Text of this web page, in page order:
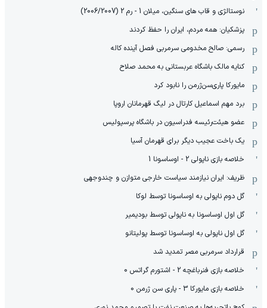
نوستالژی و قاب های سنگین، میلان 1 - رم 2 (2006/2007)
پزشکیان: همه مردم، ایران را حفظ کردند
رسمی: صالح مخدومی سرمربی فصل آینده کاله
کنایه مالک باشگاه عربستانی به محمد صلاح
مایورکا پاری‌سن‌ژرمن را نابود کرد
برد مهم اسماعیل کارتال در لیگ قهرمانان اروپا
عضو هیئت‌رئیسه فدراسیون در باشگاه پرسپولیس
یک باخت عجیب دیگر برای قهرمان آسیا
خلاصه بازی ناپولی 2 - اوساسونا 1
ظریف: ایران نیازمند سیاست خارجی متوازن و چندوجهی
گل دوم ناپولی به اوساسونا توسط لوکا
گل اول اوساسونا به ناپولی توسط بودیمیر
گل اول ناپولی به اوساسونا توسط پولیتانو
قرارداد سرمربی مصر تمدید شد
خلاصه بازی فنرباغچه 2 - اشتورم گراتس 0
خلاصه بازی مایورکا 3 - پاری سن ژرمن 0